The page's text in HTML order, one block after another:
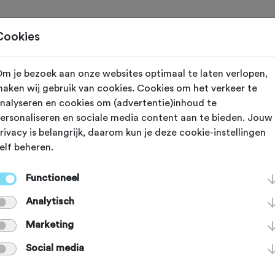
(Drenthe)
raaien en
rust en ruimte? Heerlijk je hoofd
Dan is deze gravelroute jou op
op de prachtige gravelstroken
je bijna geen kip tegen.
je bezoek aan onze websites optimaal te laten verlopen,
wij gebruik van cookies. Cookies om het verkeer te
en cookies om (advertentie)inhoud te
en sociale media content aan te bieden. Jouw
is belangrijk, daarom kun je deze cookie-instellingen
beheren.
Functioneel
Analytisch
Marketing
Social media